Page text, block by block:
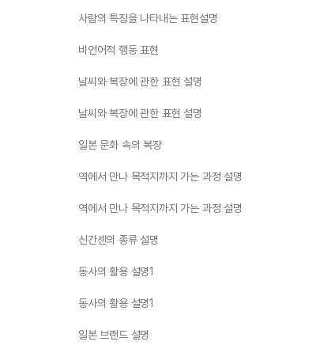
사람의 특징을 나타내는 표현설명
비언어적 행동 표현
날씨와 복장에 관한 표현 설명
날씨와 복장에 관한 표현 설명
일본 문화 속의 복장
역에서 만나 목적지까지 가는 과정 설명
역에서 만나 목적지까지 가는 과정 설명
신간센의 종류 설명
동사의 활용 설명1
동사의 활용 설명1
일본 브랜드 설명